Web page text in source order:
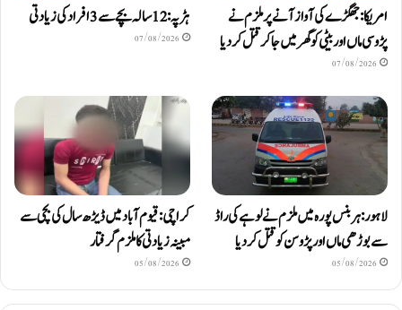
امریکا: جھگڑے کی آواز آنے پر ملزم نے
پڑوسی ماں اور بیٹی کو گھر میں جا کر قتل کر دیا
07/08/2026
ہڑپہ: 12 سالہ بچے سے 3 افراد کی زیادتی
07/08/2026
لاہور: ہربنس پورہ میں ملزم نے لوہے کی راڈ
سے بوڑھی ماں اور پڑوسن کو قتل کر دیا
05/08/2026
کراچی: قیوم آباد میں ڈیڑھ سال کی بچی سے
مبینہ زیادتی کا ملزم گرفتار
05/08/2026